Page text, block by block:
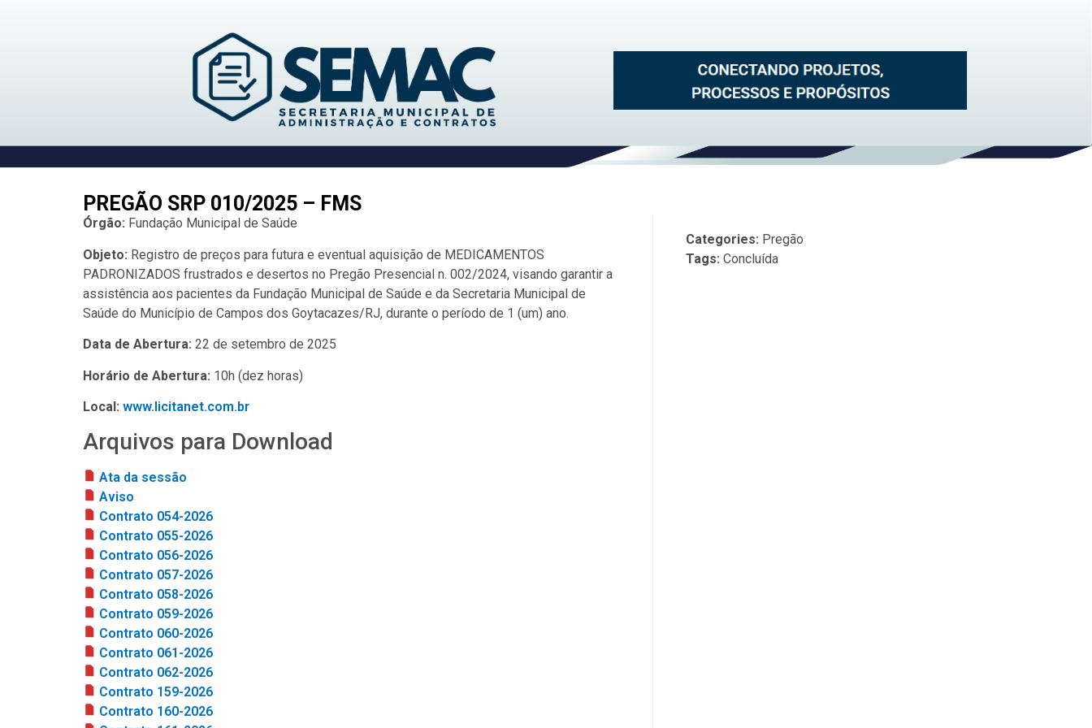
PREGÃO SRP 010/2025 – FMS
Órgão: Fundação Municipal de Saúde
Objeto: Registro de preços para futura e eventual aquisição de MEDICAMENTOS
PADRONIZADOS frustrados e desertos no Pregão Presencial n. 002/2024, visando garantir a
assistência aos pacientes da Fundação Municipal de Saúde e da Secretaria Municipal de
Saúde do Município de Campos dos Goytacazes/RJ, durante o período de 1 (um) ano.
Data de Abertura: 22 de setembro de 2025
Horário de Abertura: 10h (dez horas)
Local: www.licitanet.com.br
Arquivos para Download
Ata da sessão
Aviso
Contrato 054-2026
Contrato 055-2026
Contrato 056-2026
Contrato 057-2026
Contrato 058-2026
Contrato 059-2026
Contrato 060-2026
Contrato 061-2026
Contrato 062-2026
Contrato 159-2026
Contrato 160-2026
Categories: Pregão
Tags: Concluída